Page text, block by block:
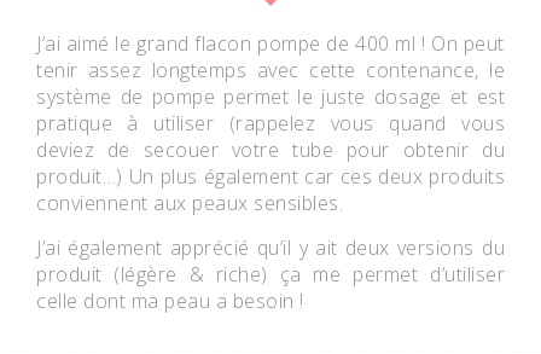
J’ai aimé le grand flacon pompe de 400 ml ! On peut
tenir assez longtemps avec cette contenance, le
système de pompe permet le juste dosage et est
pratique à utiliser (rappelez vous quand vous
deviez de secouer votre tube pour obtenir du
produit…) Un plus également car ces deux produits
conviennent aux peaux sensibles.
J’ai également apprécié qu’il y ait deux versions du
produit (légère & riche) ça me permet d’utiliser
celle dont ma peau a besoin !